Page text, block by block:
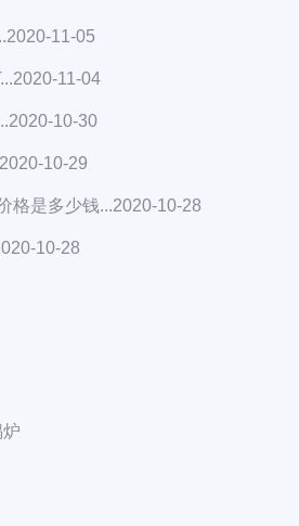
2020-11-05
2020-11-04
2020-10-30
2020-10-29
格是多少钱...2020-10-28
10-28